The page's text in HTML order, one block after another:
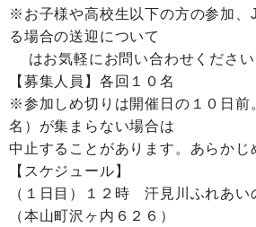
※お子様や高校生以下の方の参加、
る場合の送迎について
はお気軽にお問い合わせください
【募集人員】各回１０名
※参加しめ切りは開催日の１０日前
名）が集まらない場合は
中止することがあります。あらかじ
【スケジュール】
（１日目）１２時 汗見川ふれあ
（本山町沢ヶ内６２６）